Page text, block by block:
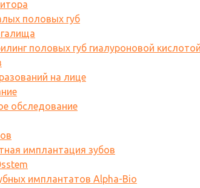
половых губ
половых губ гиалуроновой кислотой
на лице
обследование
имплантация зубов
имплантатов Alpha-Bio